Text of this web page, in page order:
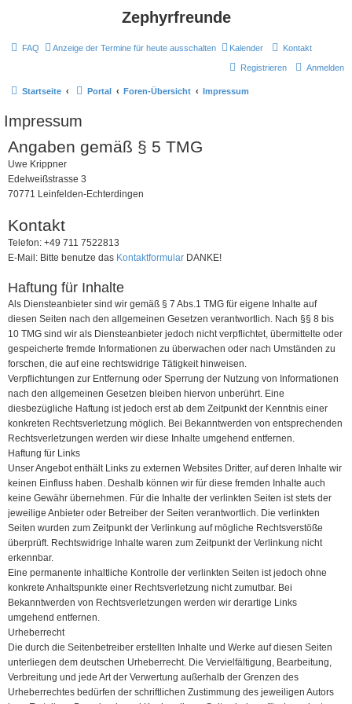
Zephyrfreunde
FAQ Anzeige der Termine für heute ausschalten Kalender Kontakt
Anmelden
Registrieren
Startseite Portal Foren-Übersicht Impressum
Impressum
Angaben gemäß § 5 TMG
Uwe Krippner
Edelweißstrasse 3
70771 Leinfelden-Echterdingen
Kontakt
Telefon: +49 711 7522813
E-Mail: Bitte benutze das Kontaktformular DANKE!
Haftung für Inhalte
Als Diensteanbieter sind wir gemäß § 7 Abs.1 TMG für eigene Inhalte auf
diesen Seiten nach den allgemeinen Gesetzen verantwortlich. Nach §§ 8 bis
10 TMG sind wir als Diensteanbieter jedoch nicht verpflichtet, übermittelte oder
gespeicherte fremde Informationen zu überwachen oder nach Umständen zu
forschen, die auf eine rechtswidrige Tätigkeit hinweisen.
Verpflichtungen zur Entfernung oder Sperrung der Nutzung von Informationen
nach den allgemeinen Gesetzen bleiben hiervon unberührt. Eine
diesbezügliche Haftung ist jedoch erst ab dem Zeitpunkt der Kenntnis einer
konkreten Rechtsverletzung möglich. Bei Bekanntwerden von entsprechenden
Rechtsverletzungen werden wir diese Inhalte umgehend entfernen.
Haftung für Links
Unser Angebot enthält Links zu externen Websites Dritter, auf deren Inhalte wir
keinen Einfluss haben. Deshalb können wir für diese fremden Inhalte auch
keine Gewähr übernehmen. Für die Inhalte der verlinkten Seiten ist stets der
jeweilige Anbieter oder Betreiber der Seiten verantwortlich. Die verlinkten
Seiten wurden zum Zeitpunkt der Verlinkung auf mögliche Rechtsverstöße
überprüft. Rechtswidrige Inhalte waren zum Zeitpunkt der Verlinkung nicht
erkennbar.
Eine permanente inhaltliche Kontrolle der verlinkten Seiten ist jedoch ohne
konkrete Anhaltspunkte einer Rechtsverletzung nicht zumutbar. Bei
Bekanntwerden von Rechtsverletzungen werden wir derartige Links
umgehend entfernen.
Urheberrecht
Die durch die Seitenbetreiber erstellten Inhalte und Werke auf diesen Seiten
unterliegen dem deutschen Urheberrecht. Die Vervielfältigung, Bearbeitung,
Verbreitung und jede Art der Verwertung außerhalb der Grenzen des
Urheberrechtes bedürfen der schriftlichen Zustimmung des jeweiligen Autors